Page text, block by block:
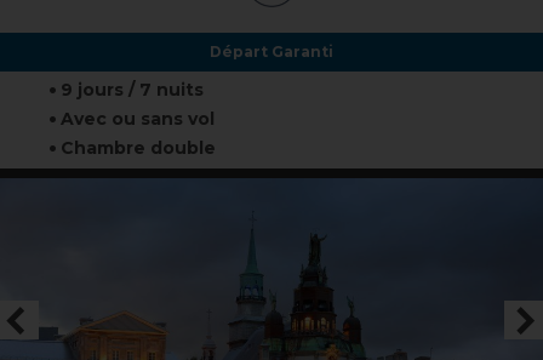
Départ Garanti
9 jours / 7 nuits
Avec ou sans vol
Chambre double